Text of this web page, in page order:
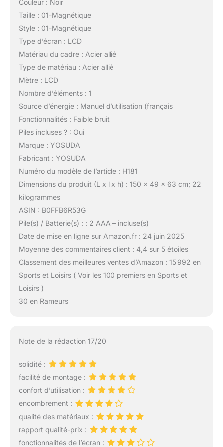
Couleur : Noir
Taille : 01-Magnétique
Style : 01-Magnétique
Type d’écran : LCD
Matériau du cadre : Acier allié
Type de matériau : Acier allié
Mètre : LCD
Nombre d’éléments : 1
Source d’énergie : Manuel d’utilisation (français
Fonctionnalités : Faible bruit
Piles incluses ? : Oui
Marque : YOSUDA
Fabricant : YOSUDA
Numéro du modèle de l’article : H181
Dimensions du produit (L x l x h) : 150 x 49 x 63 cm; 22
kilogrammes
ASIN : B0FFB6R53G
Pile(s) / Batterie(s) : : 2 AAA – incluse(s)
Date de mise en ligne sur Amazon.fr : 24 juin 2025
Moyenne des commentaires client : 4,4 sur 5 étoiles
Classement des meilleures ventes d’Amazon : 15 992 en
Sports et Loisirs ( Voir les 100 premiers en Sports et
Loisirs )
30 en Rameurs
Note de la rédaction 17/20
solidité :
facilité de montage :
confort d’utilisation :
encombrement :
qualité des matériaux :
rapport qualité-prix :
fonctionnalités de l’écran :